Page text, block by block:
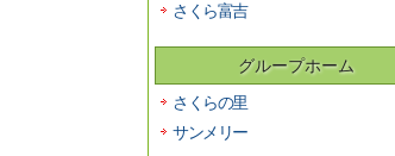
さくら富吉
グループホーム
さくらの里
サンメリー